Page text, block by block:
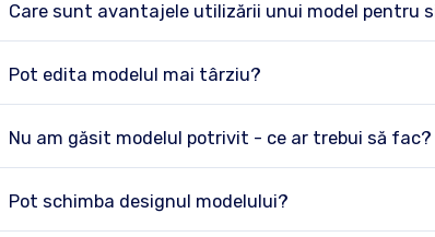
Care sunt avantajele utilizării unui model pentru
Pot edita modelul mai târziu?
Nu am găsit modelul potrivit - ce ar trebui să fac?
Pot schimba designul modelului?